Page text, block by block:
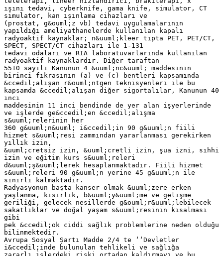
ışını tedavi, cyberknife, gama knife, simulator, CT
simulator, kan ışınlama cihazları ve
(prostat, g&ouml;z vb) tedavi uygulamalarının
yapıldığı ameliyathanelerde kullanılan kapalı
radyoaktif kaynaklar; n&uuml;kleer tıpta PET, PET/CT,
SPECT, SPECT/CT cihazları ile 1-131
tedavi odaları ve RIA laboratuvarlarında kullanılan
radyoaktif kaynaklardır. Diğer taraftan
5510 sayılı Kanunun 4 &uuml;nc&uuml; maddesinin
birinci fıkrasının (a) ve (c) bentleri kapsamında
&ccedil;alışan r&ouml;ntgen teknisyenleri ile bu
kapsamda &ccedil;alışan diğer sigortalılar, Kanunun 40
ıncı
maddesinin 11 inci bendinde de yer alan işyerlerinde
ve işlerde ge&ccedil;en &ccedil;alışma
s&uuml;relerinin her
360 g&uuml;n&uuml; i&ccedil;in 90 g&uuml;n fiili
hizmet s&uuml;resi zammından yararlanması gerekirken
yıllık izin,
&uuml;cretsiz izin, &uuml;cretli izin, şua izni, sıhhi
izin ve eğitim kurs s&uuml;releri
d&uuml;ş&uuml;lerek hesaplanmaktadır. Fiili hizmet
s&uuml;releri 90 g&uuml;n yerine 45 g&uuml;n ile
sınırlı kalmaktadır.
Radyasyonun başta kanser olmak &uuml;zere erken
yaşlanma, kısırlık, b&uuml;y&uuml;me ve gelişme
geriliği, gelecek nesillerde g&ouml;r&uuml;lebilecek
sakatlıklar ve doğal yaşam s&uuml;resinin kısalması
gibi
pek &ccedil;ok ciddi sağlık problemlerine neden olduğu
bilinmektedir.
Avrupa Sosyal Şartı Madde 2/4 te ‘‘Devletler
i&ccedil;inde bulunulan tehlikeli ve sağlığa